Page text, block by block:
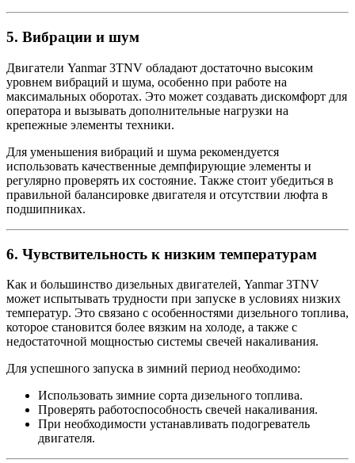
5. Вибрации и шум
Двигатели Yanmar 3TNV обладают достаточно высоким
уровнем вибраций и шума, особенно при работе на
максимальных оборотах. Это может создавать дискомфорт для
оператора и вызывать дополнительные нагрузки на
крепежные элементы техники.
Для уменьшения вибраций и шума рекомендуется
использовать качественные демпфирующие элементы и
регулярно проверять их состояние. Также стоит убедиться в
правильной балансировке двигателя и отсутствии люфта в
подшипниках.
6. Чувствительность к низким температурам
Как и большинство дизельных двигателей, Yanmar 3TNV
может испытывать трудности при запуске в условиях низких
температур. Это связано с особенностями дизельного топлива,
которое становится более вязким на холоде, а также с
недостаточной мощностью системы свечей накаливания.
Для успешного запуска в зимний период необходимо:
Использовать зимние сорта дизельного топлива.
Проверять работоспособность свечей накаливания.
При необходимости устанавливать подогреватель
двигателя.